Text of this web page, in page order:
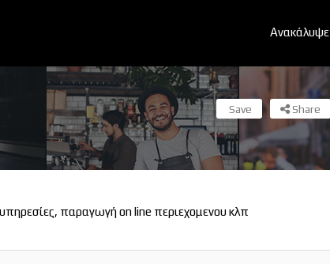
Ανακάλυψε
Share
Save
παραγωγή on line περιεχομενου κλπ